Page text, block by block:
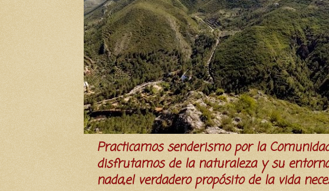
Practicamos senderismo por la
disfrutamos de la naturaleza y su
nada,el verdadero propósito de la vida